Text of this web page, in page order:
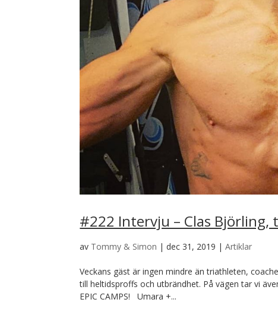
#222 Intervju – Clas
av Tommy & Simon |dec 31, 2019 |Artiklar
Veckans gäst är ingen mindre än triathleten,
till heltidsproffs och utbrändhet. På vägen tar vi
EPIC CAMPS! Umara +...